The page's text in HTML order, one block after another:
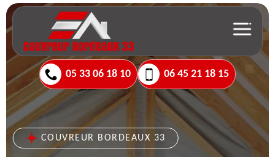
05 33 06 18 10 06 45 21 18 15
COUVREUR BORDEAUX 33